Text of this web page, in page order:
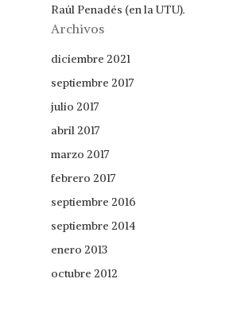
Raúl Penadés (en la UTU).
Archivos
diciembre 2021
septiembre 2017
julio 2017
abril 2017
marzo 2017
febrero 2017
septiembre 2016
septiembre 2014
enero 2013
octubre 2012